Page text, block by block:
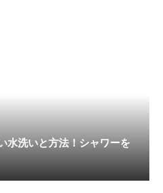
水洗いと方法！シャワーを